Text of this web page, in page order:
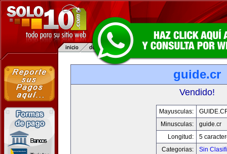
guide.cr
Vendido!
Mayusculas:
Minusculas:
guide.cr
Longitud:
5
Categorias:
Sin